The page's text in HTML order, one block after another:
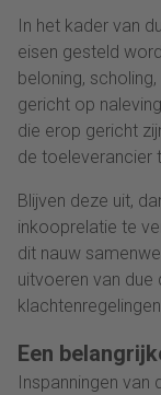
In het kader van
eisen gesteld
beloning,
gericht op
die erop gericht
de toeleverancier
Blijven deze uit,
inkooprelatie te
dit nauw
uitvoeren van due
Een
Inspanningen van